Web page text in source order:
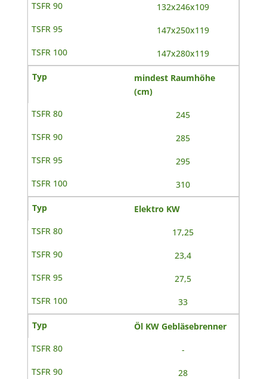
132x246x109
147x250x119
147x280x119
mindest Raumhöhe
(cm)
245
285
295
310
Elektro KW
17,25
23,4
27,5
33
Öl KW Gebläsebrenner
-
28